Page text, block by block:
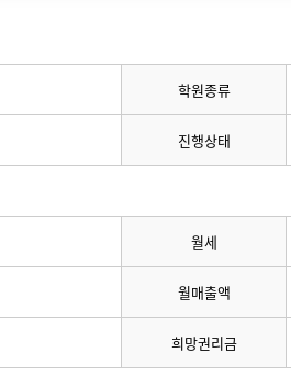
학원종류
진행상태
월세
월매출액
희망권리금